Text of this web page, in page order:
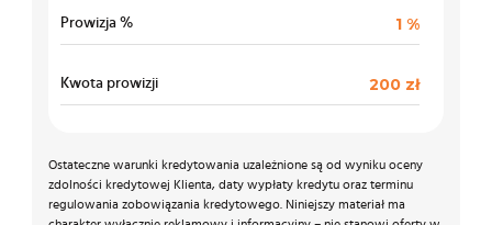
Prowizja % 1 %
Kwota prowizji 200 zł
Ostateczne warunki kredytowania uzależnione są od wyniku oceny
zdolności kredytowej Klienta, daty wypłaty kredytu oraz terminu
regulowania zobowiązania kredytowego. Niniejszy materiał ma